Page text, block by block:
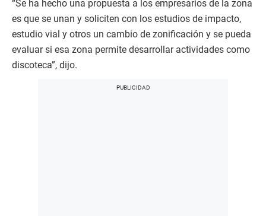
“Se ha hecho una propuesta a los empresarios de la zona
es que se unan y soliciten con los estudios de impacto,
estudio vial y otros un cambio de zonificación y se pueda
evaluar si esa zona permite desarrollar actividades como
discoteca”, dijo.